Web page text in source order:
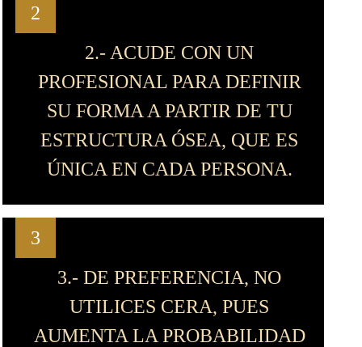
2
2.- ACUDE CON UN
PROFESIONAL PARA DEFINIR
SU FORMA A PARTIR DE TU
ESTRUCTURA ÓSEA, QUE ES
ÚNICA EN CADA PERSONA.
3
3.- DE PREFERENCIA, NO
UTILICES CERA, PUES
AUMENTA LA PROBABILIDAD